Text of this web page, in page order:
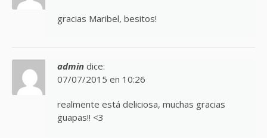
gracias Maribel, besitos!
admin dice:
07/07/2015 en 10:26
realmente está deliciosa, muchas gracias
guapas!! <3